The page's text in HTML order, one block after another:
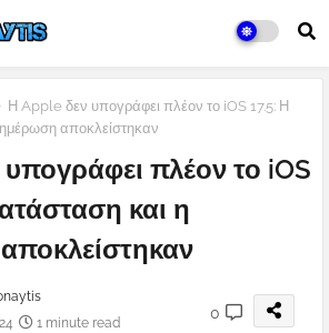
Η Apple δεν υπογράφει πλέον το iOS 17.5: Η
αποκλείστηκαν
πλέον το iOS
και η
1 minute read
0